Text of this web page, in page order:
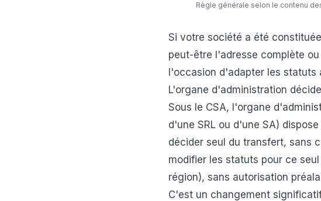
Règle générale selon le contenu
Si votre société a été
peut-être l'adresse complète
l'occasion d'adapter les statuts
L'organe d'administration
Sous le CSA, l'organe
d'une SRL ou d'une SA)
décider seul du transfert, sans
modifier les statuts pour ce
région), sans autorisation
C'est un changement